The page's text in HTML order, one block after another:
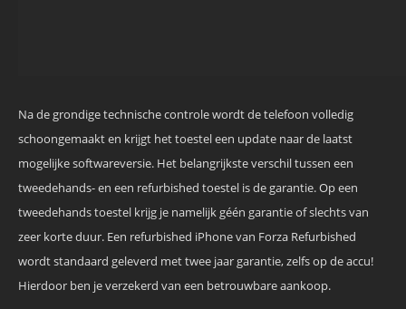
Na de grondige technische controle wordt de telefoon volledig
schoongemaakt en krijgt het toestel een update naar de laatst
mogelijke softwareversie. Het belangrijkste verschil tussen een
tweedehands- en een refurbished toestel is de garantie. Op een
tweedehands toestel krijg je namelijk géén garantie of slechts van
zeer korte duur. Een refurbished iPhone van Forza Refurbished
wordt standaard geleverd met twee jaar garantie, zelfs op de accu!
Hierdoor ben je verzekerd van een betrouwbare aankoop.